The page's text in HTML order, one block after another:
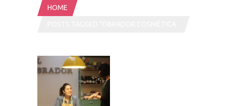
HOME